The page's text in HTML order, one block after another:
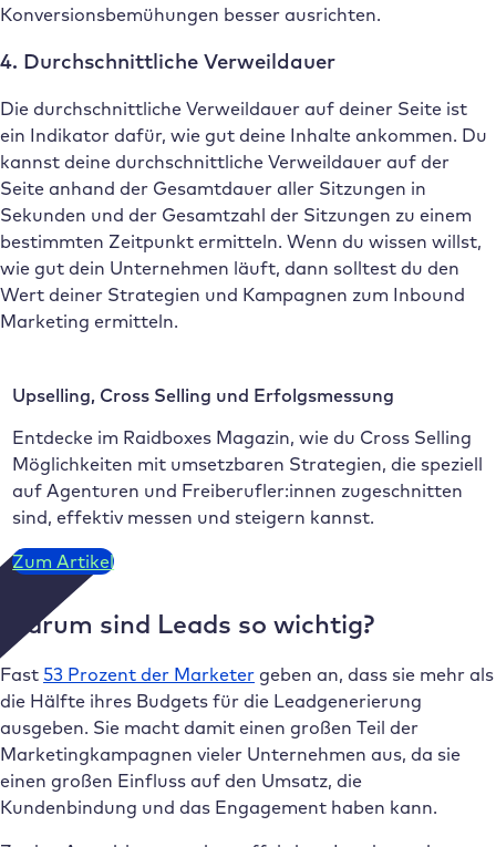
Konversionsbemühungen besser ausrichten.
4. Durchschnittliche Verweildauer
Die durchschnittliche Verweildauer auf deiner Seite ist
ein Indikator dafür, wie gut deine Inhalte ankommen. Du
kannst deine durchschnittliche Verweildauer auf der
Seite anhand der Gesamtdauer aller Sitzungen in
Sekunden und der Gesamtzahl der Sitzungen zu einem
bestimmten Zeitpunkt ermitteln. Wenn du wissen willst,
wie gut dein Unternehmen läuft, dann solltest du den
Wert deiner Strategien und Kampagnen zum Inbound
Marketing ermitteln.
Upselling, Cross Selling und Erfolgsmessung
Entdecke im Raidboxes Magazin, wie du Cross Selling
Möglichkeiten mit umsetzbaren Strategien, die speziell
auf Agenturen und Freiberufler:innen zugeschnitten
sind, effektiv messen und steigern kannst.
Zum Artikel
Warum sind Leads so wichtig?
Fast 53 Prozent der Marketer geben an, dass sie mehr als
die Hälfte ihres Budgets für die Leadgenerierung
ausgeben. Sie macht damit einen großen Teil der
Marketingkampagnen vieler Unternehmen aus, da sie
einen großen Einfluss auf den Umsatz, die
Kundenbindung und das Engagement haben kann.